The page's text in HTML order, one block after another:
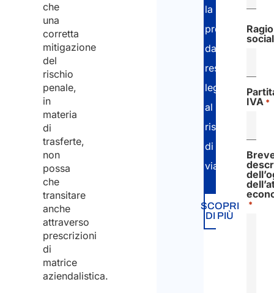
che
una
corretta
mitigazione
del
rischio
penale,
in
materia
di
trasferte,
non
possa
che
transitare
anche
attraverso
prescrizioni
di
matrice
aziendalistica.
la
protezione
dalle
responsabilità
legate
al
rischio
di
viaggio.
SCOPRI
DI PIÙ
IVA​ *
*